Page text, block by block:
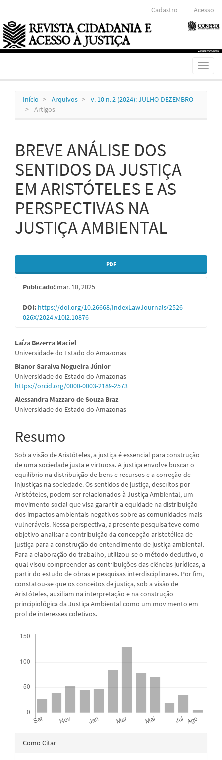
Conteúdo
principal
Barra
Lateral
Cadastro Acesso
Toggle
Início Arquivos
v. 10 n. 2 (2024): JULHO-DEZEMBRO
Artigos
BREVE ANÁLISE DOS
SENTIDOS DA JUSTIÇA
EM ARISTÓTELES E AS
PERSPECTIVAS NA
JUSTIÇA AMBIENTAL
Barra
lateral
de
artigos
PDF
Publicado: mar. 10, 2025
DOI: https://doi.org/10.26668/IndexLawJournals/2526-
026X/2024.v10i2.10876
Conteúdo
do
artigo
principal
Laíza Bezerra Maciel
Universidade do Estado do Amazonas
Bianor Saraiva Nogueira Júnior
Universidade do Estado do Amazonas
https://orcid.org/0000-0003-2189-2573
Alessandra Mazzaro de Souza Braz
Universidade do Estado do Amazonas
Resumo
Sob a visão de Aristóteles, a justiça é essencial para construção
de uma sociedade justa e virtuosa. A justiça envolve buscar o
equilíbrio na distribuição de bens e recursos e a correção de
injustiças na sociedade. Os sentidos de justiça, descritos por
Aristóteles, podem ser relacionados à Justiça Ambiental, um
movimento social que visa garantir a equidade na distribuição
dos impactos ambientais negativos sobre as comunidades mais
vulneráveis. Nessa perspectiva, a presente pesquisa teve como
objetivo analisar a contribuição da concepção aristotélica de
justiça para a construção do entendimento de justiça ambiental.
Para a elaboração do trabalho, utilizou-se o método dedutivo, o
qual visou compreender as contribuições das ciências jurídicas, a
partir do estudo de obras e pesquisas interdisciplinares. Por fim,
constatou-se que os conceitos de justiça, sob a visão de
Aristóteles, auxiliam na interpretação e na construção
principiológica da Justiça Ambiental como um movimento em
prol de interesses coletivos.
Detalhes
Como Citar